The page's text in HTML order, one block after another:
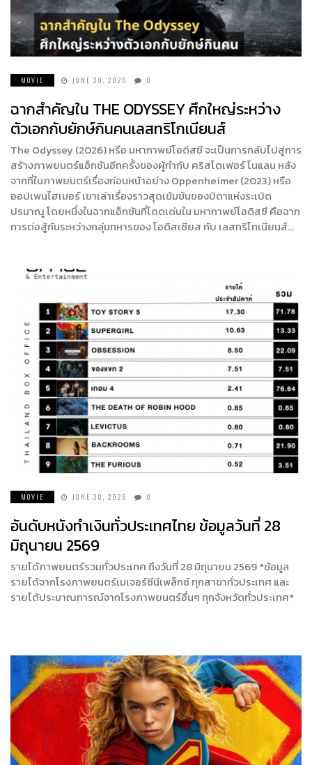
MOVIE JUNE 30, 2026 0
ฉากสำคัญใน THE ODYSSEY ศึกใหญ่ระหว่าง
ตัวเอกกับยักษ์กินคนเลสทริโกเนียนส์
The Odyssey (2026) หรือ มหากาพย์โอดิสซี จะเป็นการกลับไปสู่การ
สร้างภาพยนตร์แอ็กชันอีกครั้งของผู้กำกับ คริสโตเฟอร์ โนแลน หลัง
จากที่ในภาพยนตร์เรื่องก่อนหน้าอย่าง Oppenheimer (2023) หรือ
ออปเพนไฮเมอร์ เขาเล่าเรื่องราวสุดเข้มข้นของบิดาแห่งระเบิด
ปรมาณู โดยหนึ่งในฉากแอ็กชันที่โดดเด่นใน มหากาพย์โอดิสซี คือฉาก
การต่อสู้กันระหว่างกลุ่มทหารของ โอดิสเซียส กับ เลสทริโกเนียนส์…
MOVIE JUNE 30, 2026 0
อันดับหนังทำเงินทั่วประเทศไทย ข้อมูลวันที่ 28
มิถุนายน 2569
รายได้ภาพยนตร์รวมทั่วประเทศ ถึงวันที่ 28 มิถุนายน 2569 *ข้อมูล
รายได้จากโรงภาพยนตร์เมเจอร์ซีนีเพล็กซ์ ทุกสาขาทั่วประเทศ และ
รายได้ประมาณการณ์จากโรงภาพยนตร์อื่นๆ ทุกจังหวัดทั่วประเทศ*